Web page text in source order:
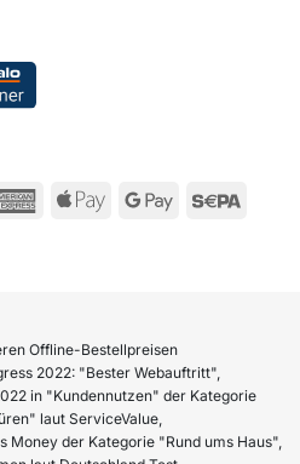
Offline-Bestellpreisen
2022: "Bester Webauftritt",
in "Kundennutzen" der Kategorie
laut ServiceValue,
Money der Kategorie "Rund ums Haus",